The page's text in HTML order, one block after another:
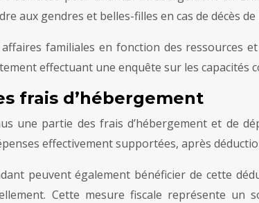
aux gendres et belles-filles en cas de décès
familiales en fonction des ressources
effectuant une enquête sur les capacités
frais d’hébergement
une partie des frais d’hébergement et de
effectivement supportées, après
peuvent également bénéficier de cette
Cette mesure fiscale représente un